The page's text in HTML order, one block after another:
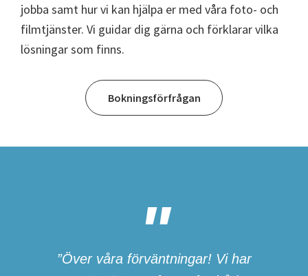
jobba samt hur vi kan hjälpa er med våra foto- och
filmtjänster. Vi guidar dig gärna och förklarar vilka
lösningar som finns.
Bokningsförfrågan
”Över våra förväntningar! Vi har